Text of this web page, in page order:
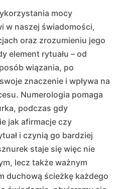
mocy
w naszej świadomości,
oraz zrozumieniu jego
element rytuału – od
wiązania, po
znaczenie i wpływa na
Numerologia pomaga
podczas gdy
jak afirmacje czy
i czynią go bardziej
staje się więc nie
lecz także ważnym
duchową ścieżkę każdego